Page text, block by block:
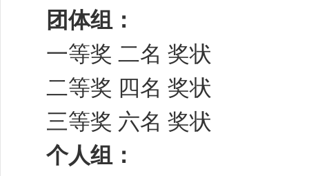
团体组：
一等奖 二名 奖状
二等奖 四名 奖状
三等奖 六名 奖状
个人组：